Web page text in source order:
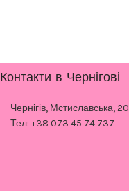
Контакти в Чернігові
Чернігів, Мстиславська, 20
Тел: +38 073 45 74 737